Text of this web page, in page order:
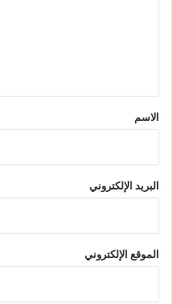
*
الاسم
البريد الإلكتروني
الموقع الإلكتروني